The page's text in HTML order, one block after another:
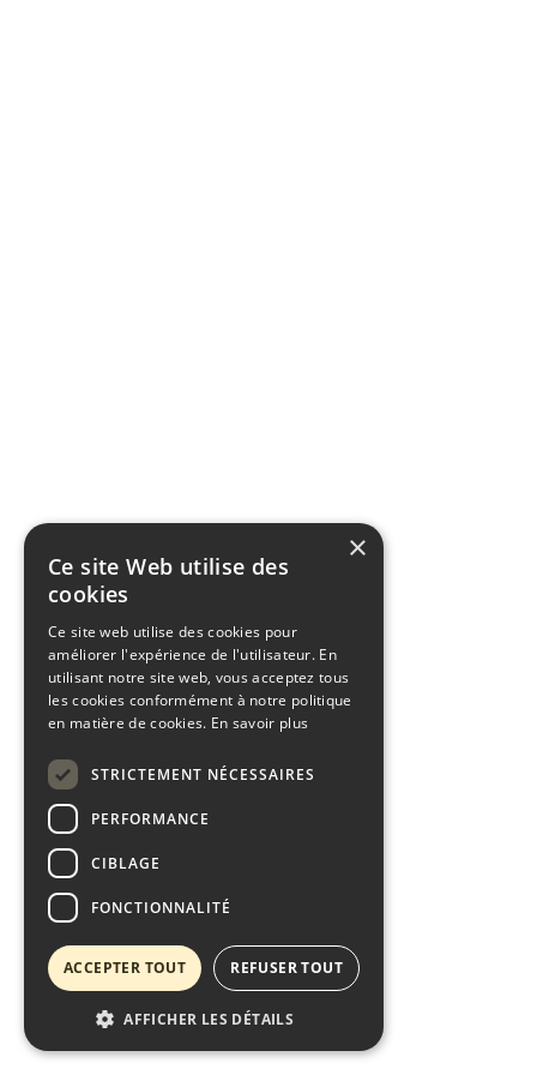
×
Ce site Web utilise des
cookies
Ce site web utilise des cookies pour
améliorer l'expérience de l'utilisateur. En
utilisant notre site web, vous acceptez tous
les cookies conformément à notre politique
en matière de cookies. En savoir plus
STRICTEMENT NÉCESSAIRES
PERFORMANCE
CIBLAGE
FONCTIONNALITÉ
ACCEPTER TOUT REFUSER TOUT
AFFICHER LES DÉTAILS